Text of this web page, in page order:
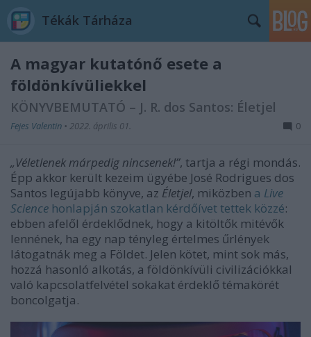
Tékák Tárháza
A magyar kutatónő esete a
földönkívüliekkel
KÖNYVBEMUTATÓ – J. R. dos Santos: Életjel
Fejes Valentin • 2022. április 01. 0
„Véletlenek márpedig nincsenek!”, tartja a régi mondás.
Épp akkor került kezeim ügyébe José Rodrigues dos
Santos legújabb könyve, az Életjel, miközben a Live
Science honlapján szokatlan kérdőívet tettek közzé:
ebben afelől érdeklődnek, hogy a kitöltők mitévők
lennének, ha egy nap tényleg értelmes űrlények
látogatnák meg a Földet. Jelen kötet, mint sok más,
hozzá hasonló alkotás, a földönkívüli civilizációkkal
való kapcsolatfelvétel sokakat érdeklő témakörét
boncolgatja.